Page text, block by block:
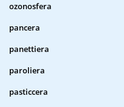
ozonosfera
pancera
panettiera
paroliera
pasticcera